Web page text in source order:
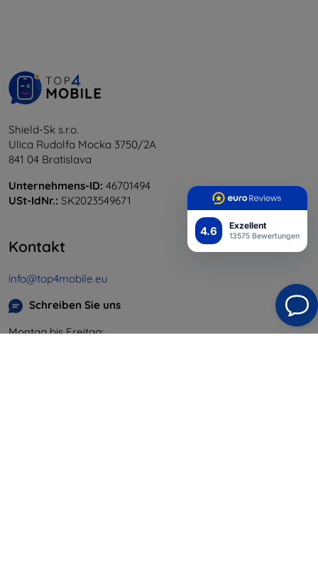
4.6 Exzellent
13575 Bewertungen
Shield-Sk s.r.o.
Ulica Rudolfa Mocka 3750/2A
841 04 Bratislava
Unternehmens-ID: 46701494
USt-IdNr.: SK2023549671
Kontakt
info@top4mobile.eu
Schreiben Sie uns
Montag bis Freitag: